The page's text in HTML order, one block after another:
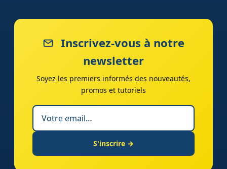
Inscrivez-vous à notre
newsletter
Soyez les premiers informés des nouveautés,
promos et tutoriels
S'inscrire →